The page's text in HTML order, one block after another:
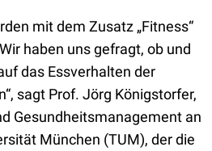
mit dem Zusatz „Fitness“
haben uns gefragt, ob und
das Essverhalten der
sagt Prof. Jörg Königstorfer,
Gesundheitsmanagement an
München (TUM), der die